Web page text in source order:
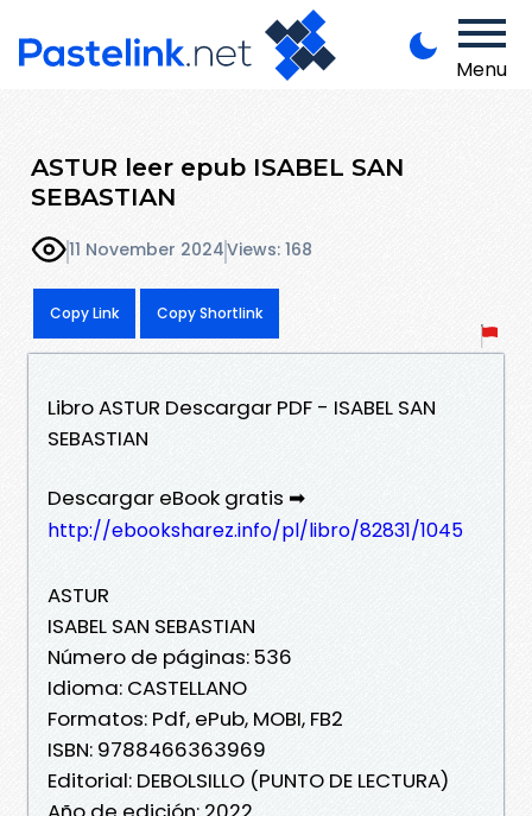
Menu
ASTUR leer epub ISABEL SAN
SEBASTIAN
11 November 2024Views: 168
Copy Link Copy Shortlink
Libro ASTUR Descargar PDF - ISABEL SAN
SEBASTIAN
Descargar eBook gratis ➡
http://ebooksharez.info/pl/libro/82831/1045
ASTUR
ISABEL SAN SEBASTIAN
Número de páginas: 536
Idioma: CASTELLANO
Formatos: Pdf, ePub, MOBI, FB2
ISBN: 9788466363969
Editorial: DEBOLSILLO (PUNTO DE LECTURA)